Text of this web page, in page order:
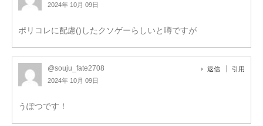
2024年 10月 09日
ポリコレに配慮()したクソゲーらしいと噂ですが
@souju_fate2708
2024年 10月 09日
返信 引用
うぽつです！